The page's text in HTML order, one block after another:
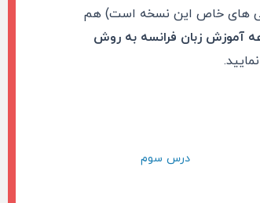
های خاص این نسخه است) هم
آموزش زبان فرانسه به روش
.
درس سوم